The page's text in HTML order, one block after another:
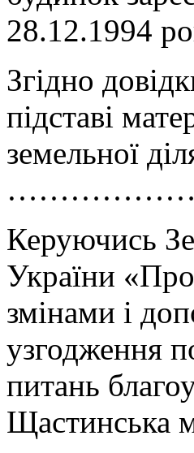
28.12.1994
Згідно
підставі
земельної
Керуючись
України «Про
змінами і
узгодження
питань
Щастинська